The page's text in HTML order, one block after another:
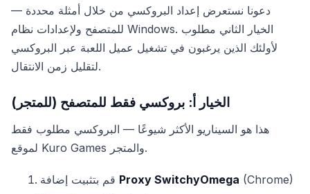
دعونا نستعرض إعداد البروكسي من خلال أمثلة محددة —
للمتصفح ولإعدادات نظام Windows. الخيار الثاني مطلوب
لأولئك الذين يرغبون في تشغيل عميل اللعبة عبر البروكسي
لتقليل زمن الانتقال.
الخيار أ: بروكسي فقط للمتصفح (للمتجر)
هذا هو السيناريو الأكثر شيوعًا — البروكسي مطلوب فقط
لموقع Kuro Games والمتجر.
Proxy SwitchyOmega (Chrome)